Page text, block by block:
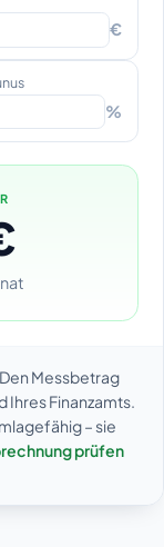
€
%
Messbetrag
Finanzamts.
– sie
prüfen